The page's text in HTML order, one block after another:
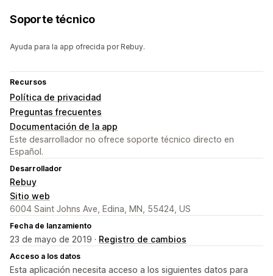
Soporte técnico
Ayuda para la app ofrecida por Rebuy.
Recursos
Política de privacidad
Preguntas frecuentes
Documentación de la app
Este desarrollador no ofrece soporte técnico directo en
Español.
Desarrollador
Rebuy
Sitio web
6004 Saint Johns Ave, Edina, MN, 55424, US
Fecha de lanzamiento
23 de mayo de 2019 · Registro de cambios
Acceso a los datos
Esta aplicación necesita acceso a los siguientes datos para